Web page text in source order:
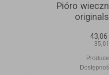
Pióro
43,06